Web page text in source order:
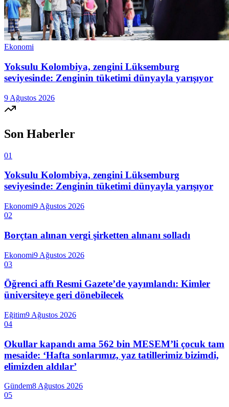
Ekonomi
Yoksulu Kolombiya, zengini Lüksemburg
seviyesinde: Zenginin tüketimi dünyayla yarışıyor
9 Ağustos 2026
Son Haberler
01
Yoksulu Kolombiya, zengini Lüksemburg
seviyesinde: Zenginin tüketimi dünyayla yarışıyor
Ekonomi9 Ağustos 2026
02
Borçtan alınan vergi şirketten alınanı solladı
Ekonomi9 Ağustos 2026
03
Öğrenci affı Resmi Gazete’de yayımlandı: Kimler
üniversiteye geri dönebilecek
Eğitim9 Ağustos 2026
04
Okullar kapandı ama 562 bin MESEM’li çocuk tam
mesaide: ‘Hafta sonlarımız, yaz tatillerimiz bizimdi,
elimizden aldılar’
Gündem8 Ağustos 2026
05